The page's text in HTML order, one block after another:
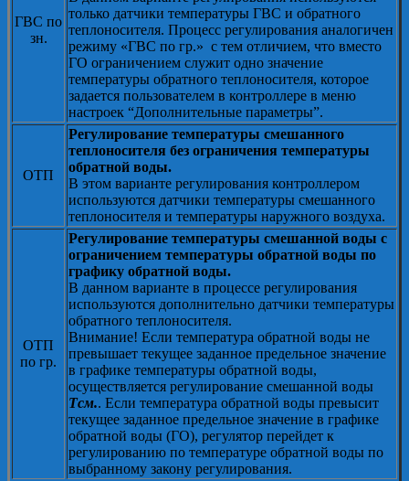
ГВС по
зн.
только датчики температуры ГВС и обратного
теплоносителя. Процесс регулирования аналогичен
режиму «ГВС по гр.» с тем отличием, что вместо
ГО ограничением служит одно значение
температуры обратного теплоносителя, которое
задается пользователем в контроллере в меню
настроек “Дополнительные параметры”.
ОТП
Регулирование температуры смешанного
теплоносителя без ограничения температуры
обратной воды.
В этом варианте регулирования контроллером
используются датчики температуры смешанного
теплоносителя и температуры наружного воздуха.
ОТП
по гр.
Регулирование температуры смешанной воды с
ограничением температуры обратной воды по
графику обратной воды.
В данном варианте в процессе регулирования
используются дополнительно датчики температуры
обратного теплоносителя.
Внимание! Если температура обратной воды не
превышает текущее заданное предельное значение
в графике температуры обратной воды,
осуществляется регулирование смешанной воды
Tсм.. Если температура обратной воды превысит
текущее заданное предельное значение в графике
обратной воды (ГО), регулятор перейдет к
регулированию по температуре обратной воды по
выбранному закону регулирования.